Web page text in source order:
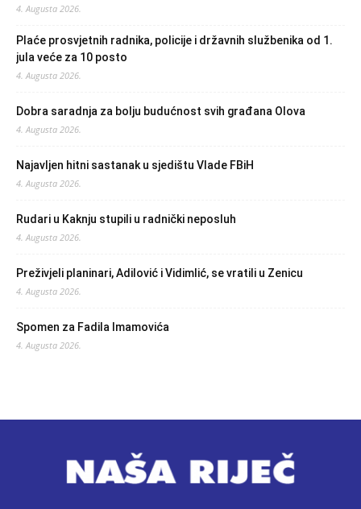
4. Augusta 2026.
Plaće prosvjetnih radnika, policije i državnih službenika od 1.
jula veće za 10 posto
4. Augusta 2026.
Dobra saradnja za bolju budućnost svih građana Olova
4. Augusta 2026.
Najavljen hitni sastanak u sjedištu Vlade FBiH
4. Augusta 2026.
Rudari u Kaknju stupili u radnički neposluh
4. Augusta 2026.
Preživjeli planinari, Adilović i Vidimlić, se vratili u Zenicu
4. Augusta 2026.
Spomen za Fadila Imamovića
4. Augusta 2026.